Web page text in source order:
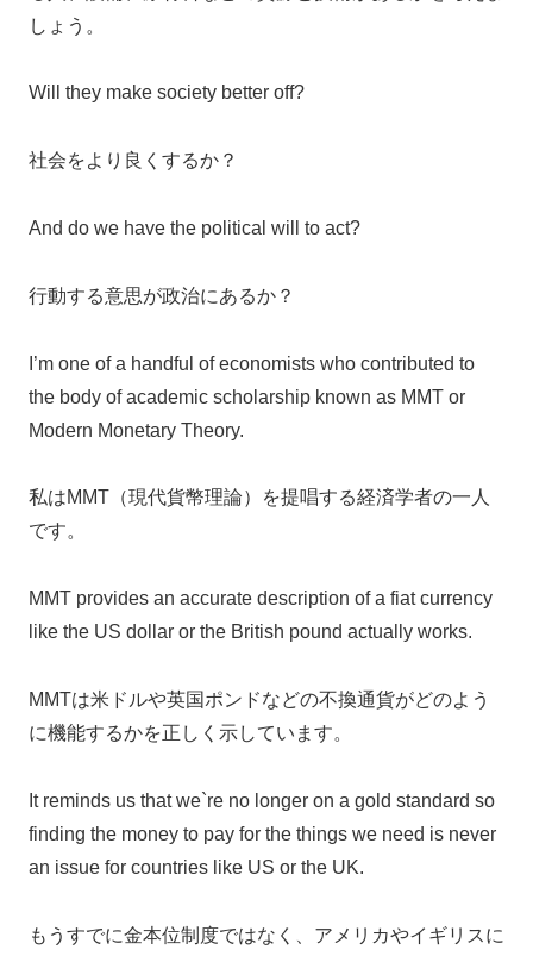
しょう。
Will they make society better off?
社会をより良くするか？
And do we have the political will to act?
行動する意思が政治にあるか？
I’m one of a handful of economists who contributed to
the body of academic scholarship known as MMT or
Modern Monetary Theory.
私はMMT（現代貨幣理論）を提唱する経済学者の一人
です。
MMT provides an accurate description of a fiat currency
like the US dollar or the British pound actually works.
MMTは米ドルや英国ポンドなどの不換通貨がどのよう
に機能するかを正しく示しています。
It reminds us that we`re no longer on a gold standard so
finding the money to pay for the things we need is never
an issue for countries like US or the UK.
もうすでに金本位制度ではなく、アメリカやイギリスに